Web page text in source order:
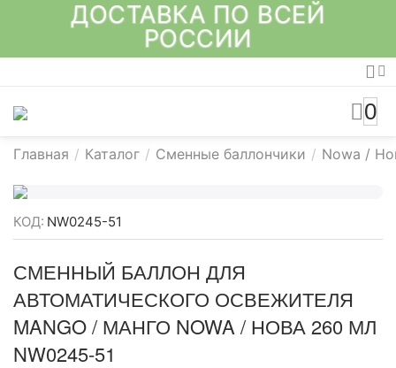
ДОСТАВКА ПО ВСЕЙ
РОССИИ
0
Главная / Каталог / Сменные баллончики / Nowa /
КОД: NW0245-51
СМЕННЫЙ БАЛЛОН ДЛЯ
АВТОМАТИЧЕСКОГО ОСВЕЖИТЕЛЯ
MANGO / МАНГО NOWA / НОВА 260 МЛ
NW0245-51